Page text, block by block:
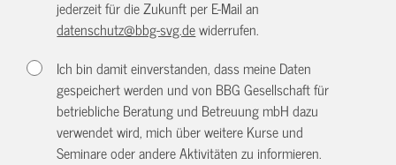
jederzeit für die Zukunft per E-Mail an
datenschutz@bbg-svg.dewiderrufen.
Ich bin damit einverstanden, dass meine Daten
gespeichert werden und von BBG Gesellschaft für
betriebliche Beratung und Betreuung mbH dazu
verwendet wird, mich über weitere Kurse und
Seminare oder andere Aktivitäten zu informieren.